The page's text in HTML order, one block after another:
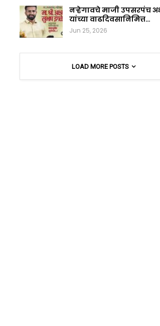
नऱ्हेगावचे माजी उपसरपंच
यांच्या वाढदिवसानिमित्त…
Jun 25, 2026
LOAD MORE POSTS